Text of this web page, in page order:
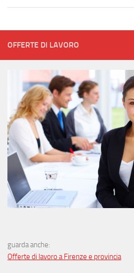
OFFERTE DI LAVORO
guarda anche:
Offerte di lavoro a Firenze e provincia